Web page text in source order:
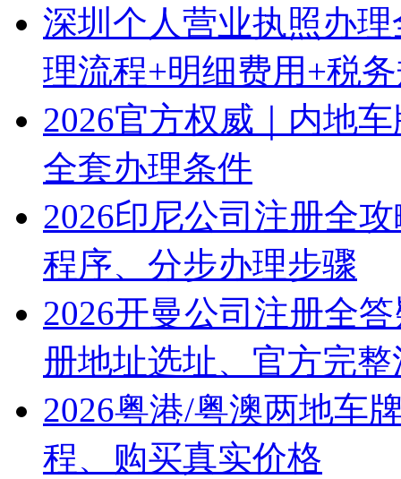
深圳个人营业执照办
理流程+明细费用+税
2026官方权威｜内地
全套办理条件
2026印尼公司注册全
程序、分步办理步骤
2026开曼公司注册全
册地址选址、官方完
2026粤港/粤澳两地车
程、购买真实价格